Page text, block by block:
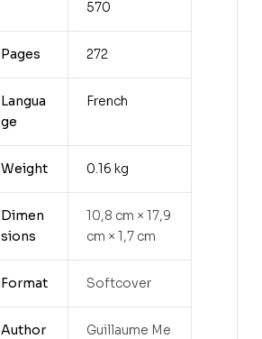
570
Pages 272
Langua
ge
French
Weight 0.16 kg
Dimen
sions
10,8 cm × 17,9
cm × 1,7 cm
Format Softcover
Author
Guillaume Me